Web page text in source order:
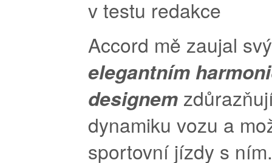
Accord mě zaujal
elegantním
designem
dynamiku vozu a
sportovní jízdy s